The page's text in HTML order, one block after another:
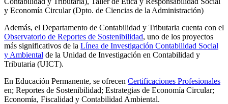
y Economía Circular (Dpto. de Ciencias de la Administración)
Además, el Departamento de Contabilidad y Tributaria cuenta con el
Observatorio de Reportes de Sostenibilidad, uno de los proyectos
más significativos de la Línea de Investigación Contabilidad Social
y Ambiental de la Unidad de Investigación en Contabilidad y
Tributaria (UICT).
En Educación Permanente, se ofrecen Certificaciones Profesionales
en; Reportes de Sostenibilidad; Estrategias de Economía Circular;
Economía, Fiscalidad y Contabilidad Ambiental.